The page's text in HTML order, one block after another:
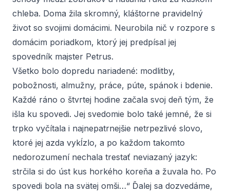
chleba. Doma žila skromný, kláštorne pravidelný
život so svojimi domácimi. Neurobila nič v rozpore s
domácim poriadkom, ktorý jej predpísal jej
spovedník majster Petrus.
Všetko bolo dopredu nariadené: modlitby,
pobožnosti, almužny, práce, púte, spánok i bdenie.
Každé ráno o štvrtej hodine začala svoj deň tým, že
išla ku spovedi. Jej svedomie bolo také jemné, že si
trpko vyčítala i najnepatrnejšie netrpezlivé slovo,
ktoré jej azda vykĺzlo, a po každom takomto
nedorozumení nechala trestať neviazaný jazyk:
strčila si do úst kus horkého koreňa a žuvala ho. Po
spovedi bola na svätej omši…“ Ďalej sa dozvedáme,